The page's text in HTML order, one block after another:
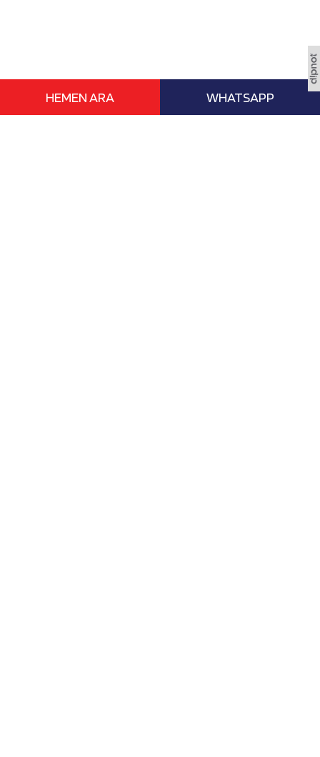
HEMEN ARA WHATSAPP